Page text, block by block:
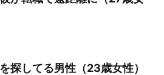
探してる男性（23歳女性）